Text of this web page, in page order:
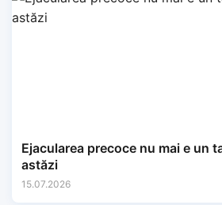
Ejacularea precoce nu mai e un
astăzi
15.07.2026